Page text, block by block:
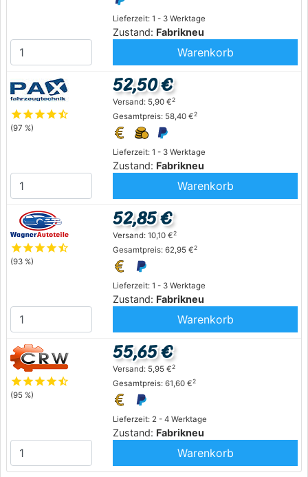
Lieferzeit: 1 - 3 Werktage
Zustand: Fabrikneu
Warenkorb
starstarstarstarstar_half
(97 %)
Lieferzeit: 1 - 3 Werktage
Zustand: Fabrikneu
52,50 €
Versand: 5,90 €2
Gesamtpreis: 58,40 €2
Warenkorb
starstarstarstarstar_half
(93 %)
Lieferzeit: 1 - 3 Werktage
Zustand: Fabrikneu
52,85 €
Versand: 10,10 €2
Gesamtpreis: 62,95 €2
Warenkorb
starstarstarstarstar_half
(95 %)
Lieferzeit: 2 - 4 Werktage
Zustand: Fabrikneu
55,65 €
Versand: 5,95 €2
Gesamtpreis: 61,60 €2
Warenkorb